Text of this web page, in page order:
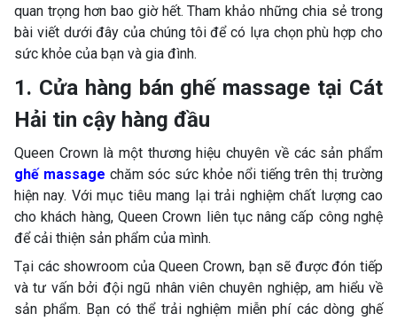
quan trọng hơn bao giờ hết. Tham khảo những chia sẻ trong
bài viết dưới đây của chúng tôi để có lựa chọn phù hợp cho
sức khỏe của bạn và gia đình.
1. Cửa hàng bán ghế massage tại Cát
Hải tin cậy hàng đầu
Queen Crown là một thương hiệu chuyên về các sản phẩm
ghế massage chăm sóc sức khỏe nổi tiếng trên thị trường
hiện nay. Với mục tiêu mang lại trải nghiệm chất lượng cao
cho khách hàng, Queen Crown liên tục nâng cấp công nghệ
để cải thiện sản phẩm của mình.
Tại các showroom của Queen Crown, bạn sẽ được đón tiếp
và tư vấn bởi đội ngũ nhân viên chuyên nghiệp, am hiểu về
sản phẩm. Bạn có thể trải nghiệm miễn phí các dòng ghế